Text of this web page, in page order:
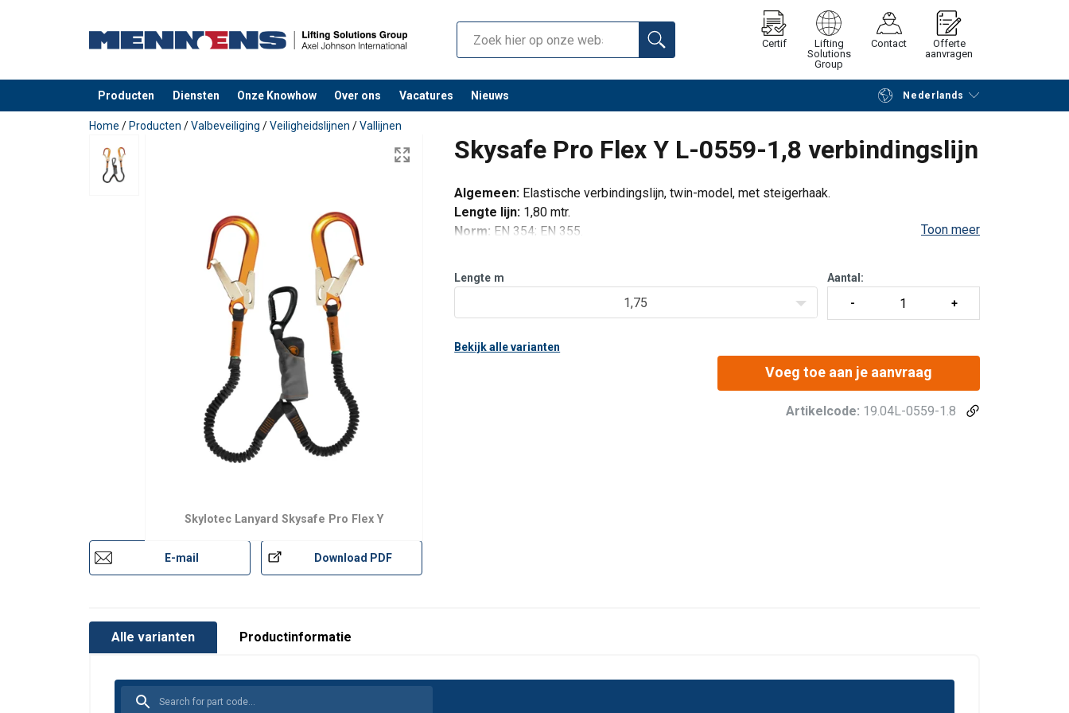
Certif
Lifting
Solutions
Group
Contact
Offerte
aanvragen
Producten Diensten Onze Knowhow Over ons Vacatures Nieuws Nederlands
toegevoegd aan uw offerte Verder winkelen Vraag offerte aan
Home / Producten /Valbeveiliging /Veiligheidslijnen /Vallijnen
Skysafe Pro Flex Y L-0559-1,8 verbindingslijn
Skylotec Lanyard Skysafe Pro Flex Y
E-mail Download PDF
Algemeen: Elastische verbindingslijn, twin-model, met steigerhaak.
Lengte lijn: 1,80 mtr.
Norm: EN 354; EN 355.
Max. gewicht gebruiker:
Steigerhaak:FS 90 ALU
STAK TRI
Getest op scherpe ran
Toon meer
Lengte m
1,75
Aantal:
Bekijk alle varianten
Voeg toe aan je aanvraag
Artikelcode: 19.04L-0559-1.8
Alle varianten Productinformatie
Temperatuursbereik:
DUTCH
Deze website maakt gebruik van cookies.